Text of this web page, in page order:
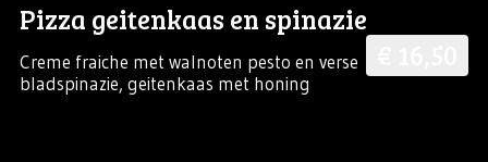
Pizza geitenkaas en spinazie
Creme fraiche met walnoten pesto en verse
bladspinazie, geitenkaas met honing